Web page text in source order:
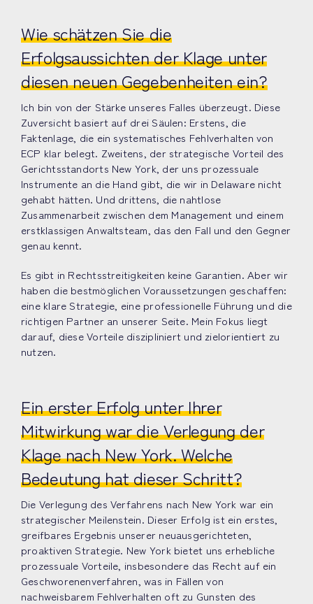
Wie schätzen Sie die
Erfolgsaussichten der Klage unter
diesen neuen Gegebenheiten ein?
Ich bin von der Stärke unseres Falles überzeugt. Diese
Zuversicht basiert auf drei Säulen: Erstens, die
Faktenlage, die ein systematisches Fehlverhalten von
ECP klar belegt. Zweitens, der strategische Vorteil des
Gerichtsstandorts New York, der uns prozessuale
Instrumente an die Hand gibt, die wir in Delaware nicht
gehabt hätten. Und drittens, die nahtlose
Zusammenarbeit zwischen dem Management und einem
erstklassigen Anwaltsteam, das den Fall und den Gegner
genau kennt.
Es gibt in Rechtsstreitigkeiten keine Garantien. Aber wir
haben die bestmöglichen Voraussetzungen geschaffen:
eine klare Strategie, eine professionelle Führung und die
richtigen Partner an unserer Seite. Mein Fokus liegt
darauf, diese Vorteile diszipliniert und zielorientiert zu
nutzen.
Ein erster Erfolg unter Ihrer
Mitwirkung war die Verlegung der
Klage nach New York. Welche
Bedeutung hat dieser Schritt?
Die Verlegung des Verfahrens nach New York war ein
strategischer Meilenstein. Dieser Erfolg ist ein erstes,
greifbares Ergebnis unserer neuausgerichteten,
proaktiven Strategie. New York bietet uns erhebliche
prozessuale Vorteile, insbesondere das Recht auf ein
Geschworenenverfahren, was in Fällen von
nachweisbarem Fehlverhalten oft zu Gunsten des